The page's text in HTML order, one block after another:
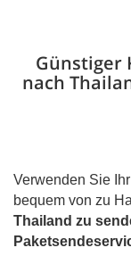
Günstiger
nach
Verwenden Sie
bequem von zu
Thailand zu